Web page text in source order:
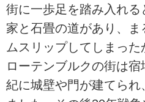
街に一歩足を踏み入れ
家と石畳の道があり、
ムスリップしてしまった
ローテンブルクの街は
紀に城壁や門が建てられ